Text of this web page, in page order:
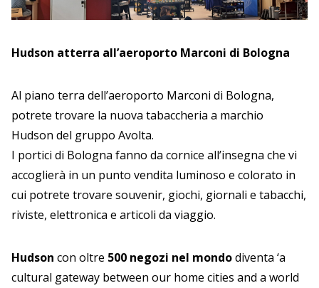
Hudson atterra all’aeroporto Marconi di Bologna
Al piano terra dell’aeroporto Marconi di Bologna,
potrete trovare la nuova tabaccheria a marchio
Hudson del gruppo Avolta.
I portici di Bologna fanno da cornice all’insegna che vi
accoglierà in un punto vendita luminoso e colorato in
cui potrete trovare souvenir, giochi, giornali e tabacchi,
riviste, elettronica e articoli da viaggio.
Hudson con oltre 500 negozi nel mondodiventa ‘a
cultural gateway between our home cities and a world